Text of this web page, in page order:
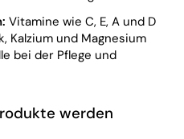
Vitamine wie C, E, A und D
Kalzium und Magnesium
bei der Pflege und
werden